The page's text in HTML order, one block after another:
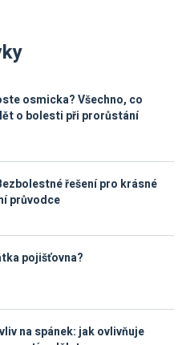
osmicka? Všechno, co
o bolesti při prorůstání
řešení pro krásné
průvodce
pojišťovna?
na spánek: jak ovlivňuje